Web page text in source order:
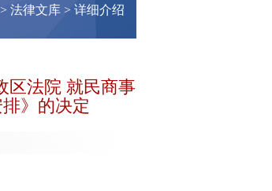
> 法律文库 > 详细介绍
区法院 就民商事
》的决定